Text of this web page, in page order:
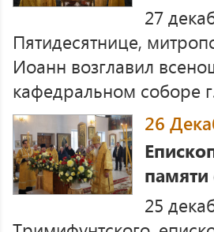
27
Пятидесятнице,
Иоанн возглавил
кафедральном соборе
26
памяти
25